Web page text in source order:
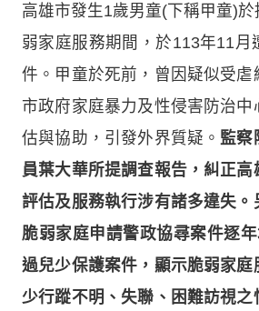
高雄市發生1歲男童(下稱甲童)
弱家庭服務期間，於113年11月
件。甲童於死前，曾因疑似受虐
市政府家庭暴力及性侵害防治中
估與協助，引發外界質疑。 監察
員葉大華所提調查報告，糾正高
評估及服務執行涉有諸多違失。
脆弱家庭申請警政協尋案件逐
過兒少保護案件，顯示脆弱家
少行蹤不明、失聯、困難訪視